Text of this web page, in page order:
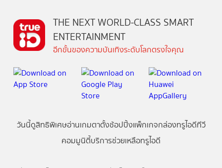
THE NEXT WORLD-CLASS SMART
ENTERTAINMENT
อีกขั้นของความบันเทิงระดับโลกตรงใจคุณ
วันนี้ดูสิทธิพิเศษอ่านเกมตาตั้งช้อปปิ้งแพ็กเกจกล่องทรูไอดีทีวี
คอมมูนิตี้บริการช่วยเหลือทรูไอดี